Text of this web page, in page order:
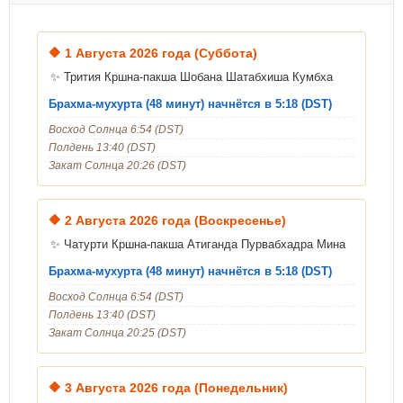
🔶 1 Августа 2026 года (Суббота)
✨ Трития Кршна-пакша Шобана Шатабхиша Кумбха
Брахма-мухурта (48 минут) начнётся в 5:18 (DST)
Восход Солнца 6:54 (DST)
Полдень 13:40 (DST)
Закат Солнца 20:26 (DST)
🔶 2 Августа 2026 года (Воскресенье)
✨ Чатурти Кршна-пакша Атиганда Пурвабхадра Мина
Брахма-мухурта (48 минут) начнётся в 5:18 (DST)
Восход Солнца 6:54 (DST)
Полдень 13:40 (DST)
Закат Солнца 20:25 (DST)
🔶 3 Августа 2026 года (Понедельник)